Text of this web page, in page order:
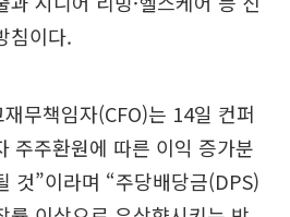
침이다.
무책임자(CFO)는 14일 컨퍼
주주환원에 따른 이익 증가분
것”이라며 “주당배당금(DPS)